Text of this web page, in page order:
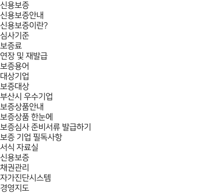
신용보증
신용보증안내
신용보증이란?
심사기준
보증료
연장 및 재발급
보증용어
대상기업
보증대상
부산시 우수기업
보증상품안내
보증상품 한눈에
보증심사 준비서류 발급하기
보증 기업 필독사항
서식 자료실
신용보증
채권관리
자가진단시스템
경영지도